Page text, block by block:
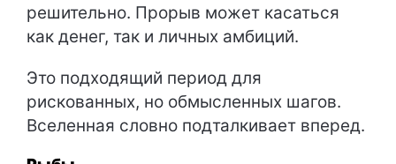
решительно. Прорыв может касаться
как денег, так и личных амбиций.
Это подходящий период для
рискованных, но обмысленных шагов.
Вселенная словно подталкивает вперед.